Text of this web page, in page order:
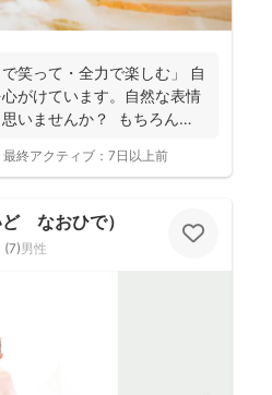
笑って・全力で楽しむ」 自
がけています。自然な表情
いませんか？ もちろん、
最終アクティブ： 7日以上前
なおひで）
(7)男性